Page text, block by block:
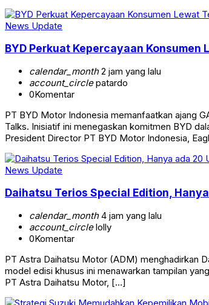
News Update
BYD Perkuat Kepercayaan
calendar_month2 jam yang lalu
account_circlepatardo
0Komentar
PT BYD Motor Indonesia memanfaatkan ajang
Talks. Inisiatif ini menegaskan komitmen BYD
President Director PT BYD Motor Indonesia,
News Update
Daihatsu Terios Special Edition,
calendar_month4 jam yang lalu
account_circlelolly
0Komentar
PT Astra Daihatsu Motor (ADM) menghadirkan
model edisi khusus ini menawarkan tampilan
PT Astra Daihatsu Motor, […]